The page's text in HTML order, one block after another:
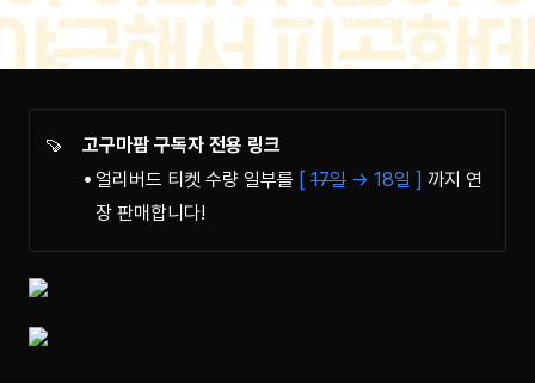
부사장
19:30
움아트센터 2F
🍠
고구마팜 구독자 전용 링크
얼리버드 티켓 수량 일부를 [17일 → 18일 ] 까지 연
장 판매합니다!